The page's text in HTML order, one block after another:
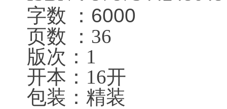
字数 ： 6000
页数 ：36
版次：1
开本：16开
包装：精装